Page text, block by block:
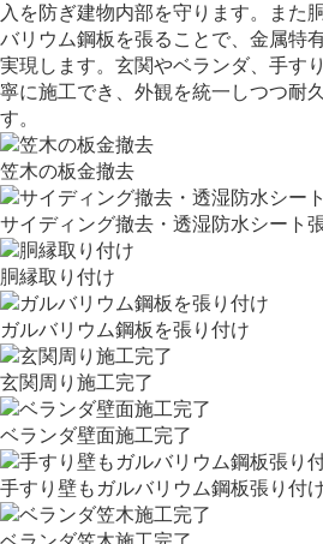
入を防ぎ建物内部を守ります。また
バリウム鋼板を張ることで、金属特
実現します。玄関やベランダ、手す
寧に施工でき、外観を統一しつつ耐
す。
笠木の板金撤去
サイディング撤去・透湿防水シート
胴縁取り付け
ガルバリウム鋼板を張り付け
玄関周り施工完了
ベランダ壁面施工完了
手すり壁もガルバリウム鋼板張り付